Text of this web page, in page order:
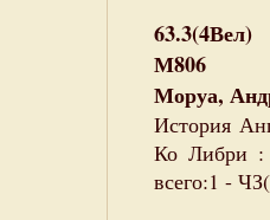
63.3(4Вел)
М806
Моруа,
История
Ко Либри :
всего:1 -